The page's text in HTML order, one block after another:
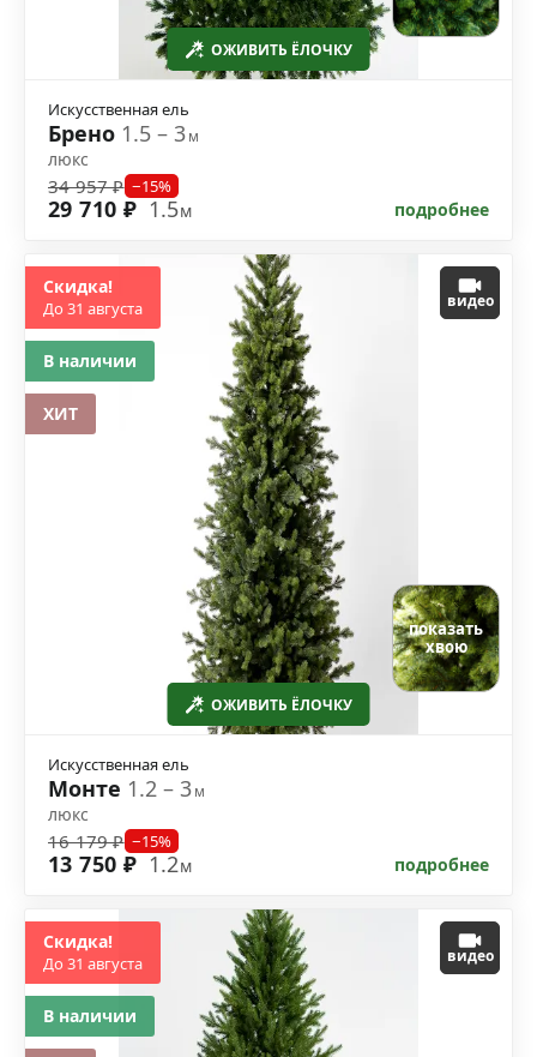
ОЖИВИТЬ ЁЛОЧКУ
Искусственная ель
Брено 1.5 – 3м
люкс
34 957 ₽ −15%
29 710 ₽ 1.5м подробнее
ОЖИВИТЬ ЁЛОЧКУ
видео
показать
хвою
Искусственная ель
Монте 1.2 – 3м
люкс
16 179 ₽ −15%
13 750 ₽ 1.2м подробнее
Скидка!
До 31 августа
В наличии
ХИТ
видео
Скидка!
До 31 августа
В наличии